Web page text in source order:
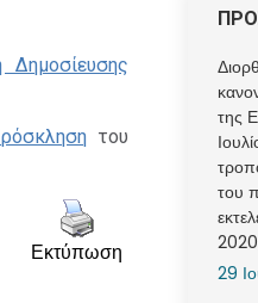
Δημοσίευσης
του
Εκτύπωση
της
του
29